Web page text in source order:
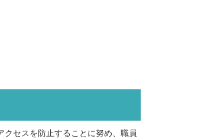
セスを防止することに努め、職員